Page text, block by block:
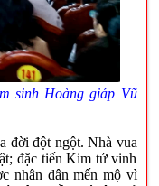
sinh Hoàng giáp Vũ
đời đột ngột. Nhà vua
đặc tiến Kim tử vinh
nhân dân mến mộ vì